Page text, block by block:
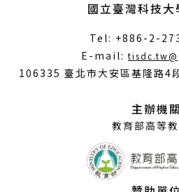
國立臺灣科技大
Tel: +886-2-
E-mail:
106335 臺北市大安區基隆路4
主辦機關
教育部高等